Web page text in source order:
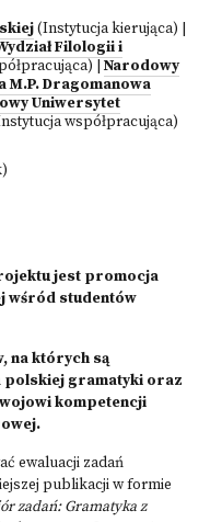
(Instytucja kierująca)
Filologii i
Narodowy
M.P. Dragomanowa
Uniwersytet
współpracująca)
jest promocja
wśród studentów
na których są
polskiej gramatyki oraz
kompetencji
ewaluacji zadań
publikacji w formie
zadań: Gramatyka z